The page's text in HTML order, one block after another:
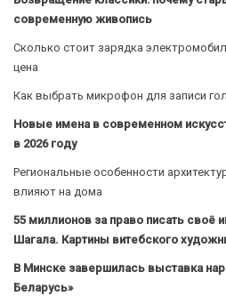
современную живопись
Сколько стоит зарядка
цена
Как выбрать микрофон для записи
Новые имена в современном
в 2026 году
Региональные особенности
влияют на дома
55 миллионов за право писать своё
Шагала. Картины витебского
В Минске завершилась выставка
Беларусь»